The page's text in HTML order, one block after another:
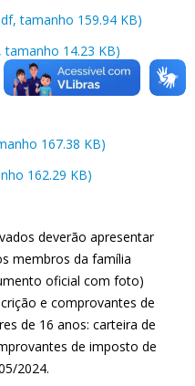
tamanho 159.94 KB)
14.23 KB)
167.38 KB)
162.29 KB)
deverão apresentar
membros da família
oficial com foto)
e comprovantes de
de 16 anos: carteira de
de imposto de
2024.